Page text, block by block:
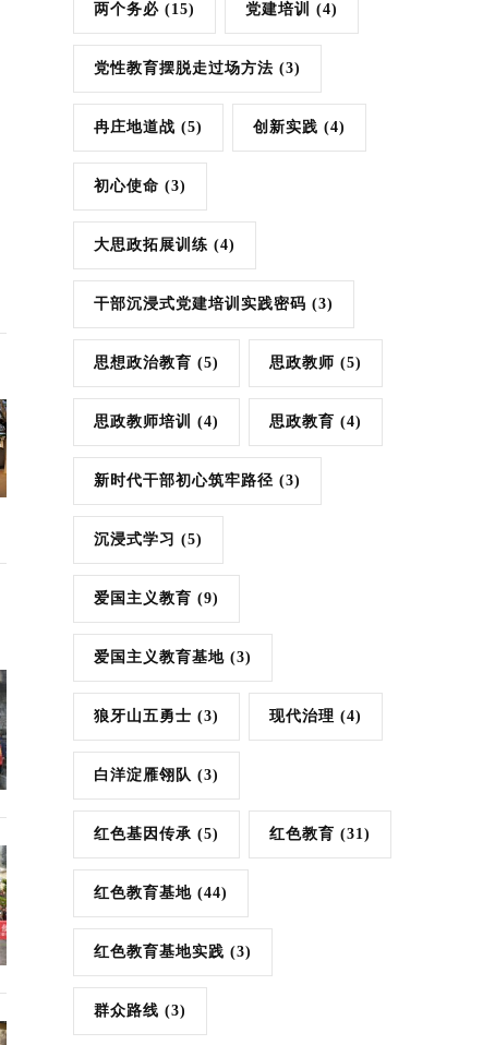
两个务必 (15) 党建培训 (4)
党性教育摆脱走过场方法 (3)
冉庄地道战 (5) 创新实践 (4)
初心使命 (3)
大思政拓展训练 (4)
干部沉浸式党建培训实践密码 (3)
思想政治教育 (5) 思政教师 (5)
思政教师培训 (4) 思政教育 (4)
新时代干部初心筑牢路径 (3)
沉浸式学习 (5)
爱国主义教育 (9)
爱国主义教育基地 (3)
狼牙山五勇士 (3) 现代治理 (4)
白洋淀雁翎队 (3)
红色基因传承 (5) 红色教育 (31)
红色教育基地 (44)
红色教育基地实践 (3)
群众路线 (3)